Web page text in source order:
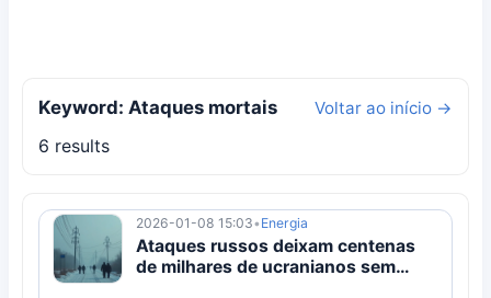
Keyword: Ataques mortais Voltar ao início →
6 results
2026-01-08 15:03• Energia
Ataques russos deixam centenas
de milhares de ucranianos sem